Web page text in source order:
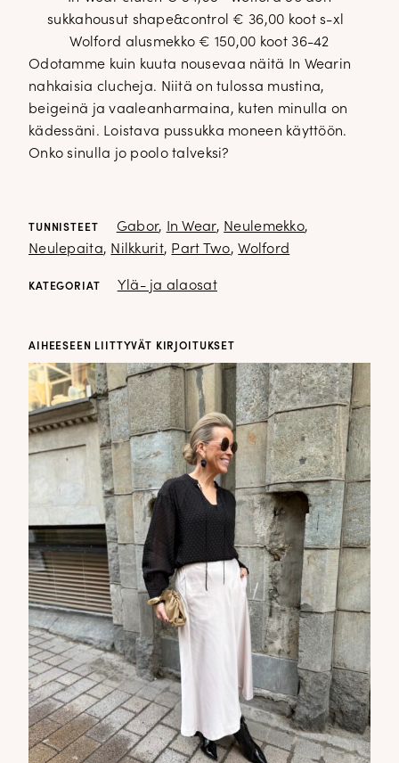
sukkahousut shape&control € 36,00 koot s-xl
Wolford alusmekko € 150,00 koot 36-42
Odotamme kuin kuuta nousevaa näitä In Wearin
nahkaisia clucheja. Niitä on tulossa mustina,
beigeinä ja vaaleanharmaina, kuten minulla on
kädessäni. Loistava pussukka moneen käyttöön.
Onko sinulla jo poolo talveksi?
TUNNISTEET Gabor, In Wear, Neulemekko,
Neulepaita, Nilkkurit, Part Two,Wolford
KATEGORIAT Ylä- ja alaosat
AIHEESEEN LIITTYVÄT KIRJOITUKSET